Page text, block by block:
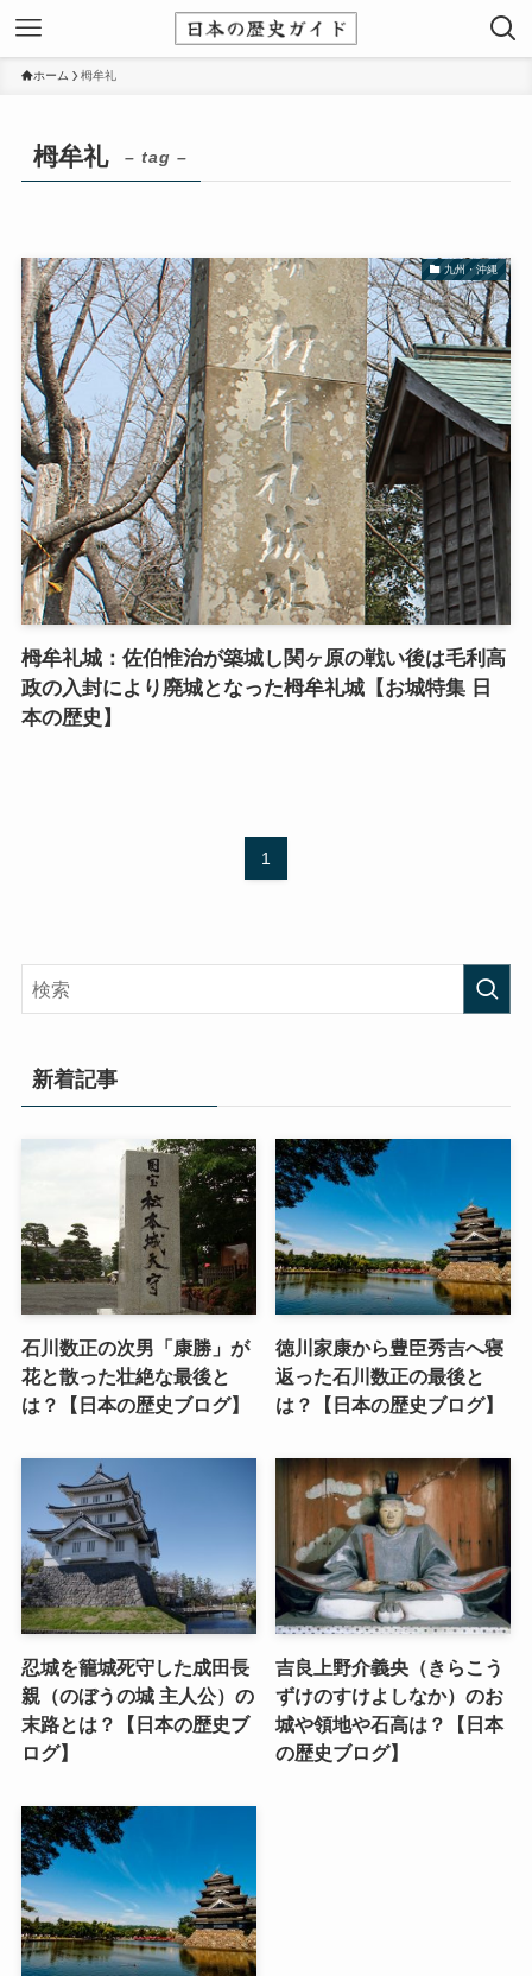
ホーム 栂牟礼
栂牟礼 – tag –
九州・沖縄
栂牟礼城：佐伯惟治が築城し関ヶ原の戦い後は毛利高
政の入封により廃城となった栂牟礼城【お城特集 日
本の歴史】
1
新着記事
石川数正の次男「康勝」が
花と散った壮絶な最後と
は？【日本の歴史ブログ】
徳川家康から豊臣秀吉へ寝
返った石川数正の最後と
は？【日本の歴史ブログ】
忍城を籠城死守した成田長
親（のぼうの城 主人公）の
末路とは？【日本の歴史ブ
ログ】
吉良上野介義央（きらこう
ずけのすけよしなか）のお
城や領地や石高は？【日本
の歴史ブログ】